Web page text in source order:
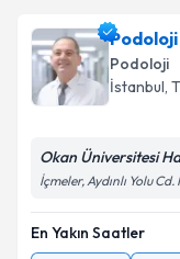
Podoloji
İstanbul,
Okan Üniversitesi
İçmeler, Aydınlı Yolu
En Yakın Saatler